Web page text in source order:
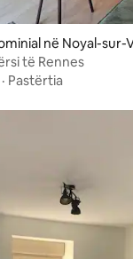
në Noyal-sur-
të Rennes
· Pastërtia